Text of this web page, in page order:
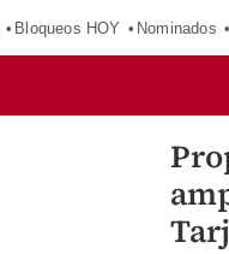
Bloqueos HOY Nominados